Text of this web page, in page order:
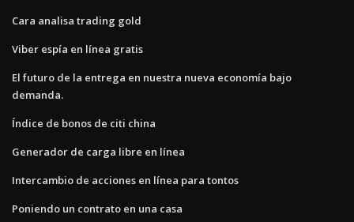
Cara analisa trading gold
Viber espía en línea gratis
El futuro de la entrega en nuestra nueva economía bajo
demanda.
Índice de bonos de citi china
Generador de carga libre en línea
Intercambio de acciones en línea para tontos
Poniendo un contrato en una casa